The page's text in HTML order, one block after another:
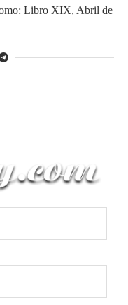
Libro XIX, Abril de